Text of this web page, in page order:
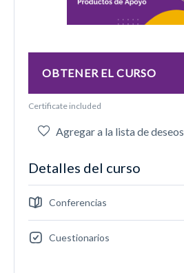
OBTENER EL CURSO
Certificate included
Agregar a la lista de deseos
Detalles del curso
Conferencias
Cuestionarios